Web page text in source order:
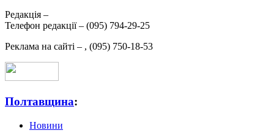
Редакція –
Телефон редакції – (095) 794-29-25
Реклама на сайті – , (095) 750-18-53
Полтавщина:
Новини